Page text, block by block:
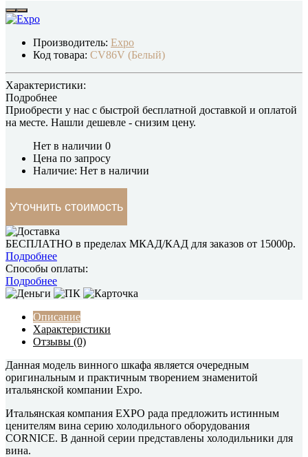
Производитель: Expo
Код товара: CV86V (Белый)
Характеристики:
Подробнее
Приобрести у нас с быстрой бесплатной доставкой и оплатой
на месте. Нашли дешевле - снизим цену.
Нет в наличии 0
Цена по запросу
Наличие: Нет в наличии
Уточнить стоимость
БЕСПЛАТНО в пределах МКАД/КАД для заказов от 15000р.
Подробнее
Способы оплаты:
Подробнее
Описание
Характеристики
Отзывы (0)
Данная модель винного шкафа является очередным
оригинальным и практичным творением знаменитой
итальянской компании Expo.
Итальянская компания EXPO рада предложить истинным
ценителям вина серию холодильного оборудования
CORNICE. В данной серии представлены холодильники для
вина.